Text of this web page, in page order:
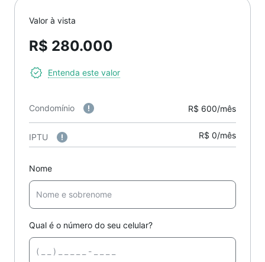
Valor à vista
R$ 280.000
Entenda este valor
Condomínio R$ 600/mês
IPTU R$ 0/mês
Nome
Qual é o número do seu celular?